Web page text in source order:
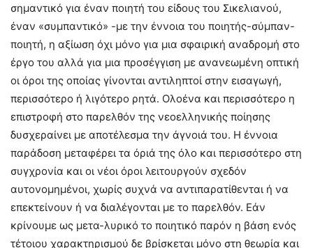
σημαντικό για έναν ποιητή του είδους του Σικελιανού,
έναν «συμπαντικό» -με την έννοια του ποιητής-σύμπαν-
ποιητή, η αξίωση όχι μόνο για μια σφαιρική αναδρομή στο
έργο του αλλά για μια προσέγγιση με ανανεωμένη οπτική
οι όροι της οποίας γίνονται αντιληπτοί στην εισαγωγή,
περισσότερο ή λιγότερο ρητά. Ολοένα και περισσότερο η
επιστροφή στο παρελθόν της νεοελληνικής ποίησης
δυσχεραίνει με αποτέλεσμα την άγνοιά του. Η έννοια
παράδοση μεταφέρει τα όριά της όλο και περισσότερο στη
συγχρονία και οι νέοι όροι λειτουργούν σχεδόν
αυτονομημένοι, χωρίς συχνά να αντιπαρατίθενται ή να
επεκτείνουν ή να διαλέγονται με το παρελθόν. Εάν
κρίνουμε ως μετα-λυρικό το ποιητικό παρόν η βάση ενός
τέτοιου χαρακτηρισμού δε βρίσκεται μόνο στη θεωρία και